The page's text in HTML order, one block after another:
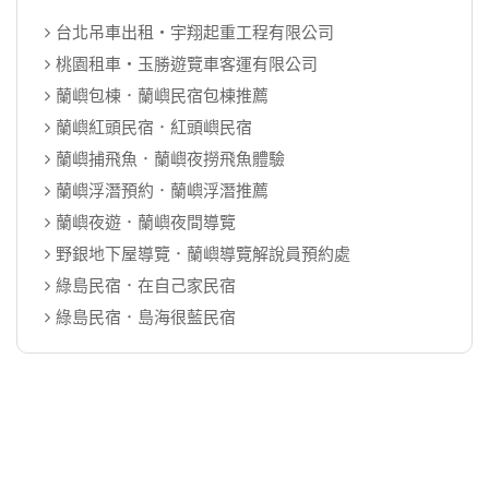
台北吊車出租‧宇翔起重工程有限公司
桃園租車‧玉勝遊覽車客運有限公司
蘭嶼包棟．蘭嶼民宿包棟推薦
蘭嶼紅頭民宿．紅頭嶼民宿
蘭嶼捕飛魚．蘭嶼夜撈飛魚體驗
蘭嶼浮潛預約．蘭嶼浮潛推薦
蘭嶼夜遊．蘭嶼夜間導覽
野銀地下屋導覽．蘭嶼導覽解說員預約處
綠島民宿．在自己家民宿
綠島民宿．島海很藍民宿